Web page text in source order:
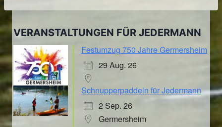
VERANSTALTUNGEN FÜR JEDERMANN
Festumzug 750 Jahre Germersheim
29 Aug. 26
Schnupperpaddeln für Jedermann
2 Sep. 26
Germersheim